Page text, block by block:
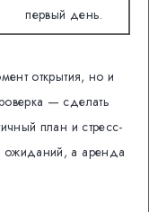
первый день.
открытия, но и
— сделать
план и стресс-
ожиданий, а аренда